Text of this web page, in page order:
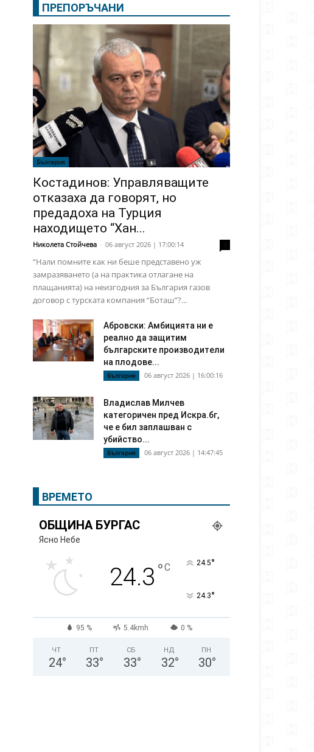
ПРЕПОРЪЧАНИ
България
Костадинов: Управляващите
отказаха да говорят, но
предадоха на Турция
находището “Хан...
Николета Стойчева - 06 август 2026 | 17:00:14
“Нали помните как ни беше представено уж
замразяването (а на практика отлагане на
плащанията) на неизгодния за България газов
договор с турската компания “Боташ”?...
Абровски: Амбицията ни е
реално да защитим
българските производители
на плодове...
България 06 август 2026 | 16:00:16
Владислав Милчев
категоричен пред Искра.бг,
че е бил заплашван с
убийство...
България 06 август 2026 | 14:47:45
ВРЕМЕТО
ОБЩИНА БУРГАС
Ясно Небе
24.3 °C 24.5°
24.3°
95 % 5.4kmh 0 %
ЧТ
24°
ПТ
33°
СБ
33°
НД
32°
ПН
30°